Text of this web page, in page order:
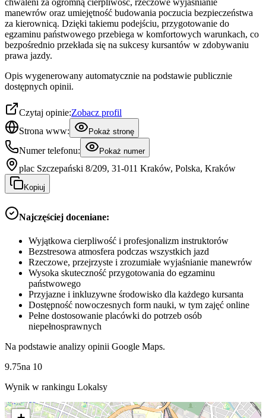
chwaleni za ogromną cierpliwość, rzeczowe wyjaśnianie
manewrów oraz umiejętność budowania poczucia bezpieczeństwa
za kierownicą. Dzięki takiemu podejściu, przygotowanie do
egzaminu państwowego przebiega w komfortowych warunkach, co
bezpośrednio przekłada się na sukcesy kursantów w zdobywaniu
prawa jazdy.
Opis wygenerowany automatycznie na podstawie publicznie
dostępnych opinii.
Czytaj opinie:Zobacz profil
Strona www:
Pokaż stronę
Numer telefonu: Pokaż numer
plac Szczepański 8/209, 31-011 Kraków, Polska, Kraków
Kopiuj
Najczęściej doceniane:
Wyjątkowa cierpliwość i profesjonalizm instruktorów
Bezstresowa atmosfera podczas wszystkich jazd
Rzeczowe, przejrzyste i zrozumiałe wyjaśnianie manewrów
Wysoka skuteczność przygotowania do egzaminu
państwowego
Przyjazne i inkluzywne środowisko dla każdego kursanta
Dostępność nowoczesnych form nauki, w tym zajęć online
Pełne dostosowanie placówki do potrzeb osób
niepełnosprawnych
Na podstawie analizy opinii Google Maps.
9.75na 10
Wynik w rankingu Lokalsy